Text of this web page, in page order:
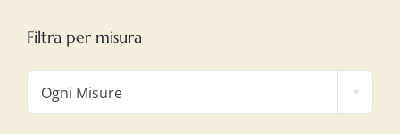
Filtra per misura
Ogni Misure